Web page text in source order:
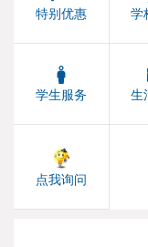
特别优惠 学
学生服务 生
点我询问